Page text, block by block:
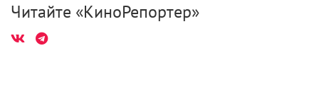
Читайте «КиноРепортер»